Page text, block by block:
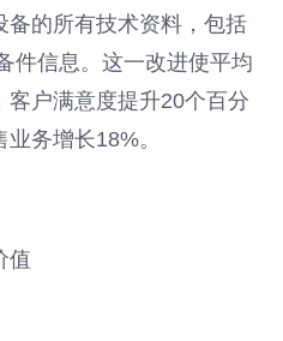
备的所有技术资料，包括
件信息。这一改进使平均
户满意度提升20个百分
务增长18%。
值